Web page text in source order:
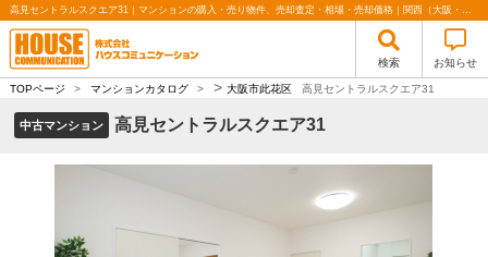
高見セントラルスクエア31｜マンションの購入・売り物件、売却査定・相場・売却価格｜関西（大阪・北摂・神戸）・関東（東京）で不動産の購入・売却、注文住宅、リノベーションの事なら株式会社ハウスコミュニケーション
検索 お知らせ
TOPページ > マンションカタログ > > 大阪市此花区 高見セントラルスクエア31
中古マンション 高見セントラルスクエア31